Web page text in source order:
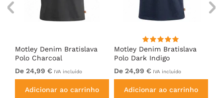
Motley Denim Bratislava
Polo Charcoal
De 24,99 € IVA incluído
Adicionar ao carrinho
Motley Denim Bratislava
Polo Dark Indigo
De 24,99 € IVA incluído
Adicionar ao carrinho